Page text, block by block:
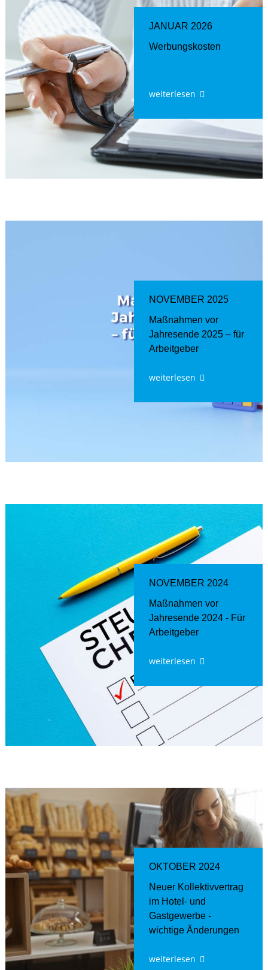
JANUAR 2026
Werbungskosten
weiterlesen
NOVEMBER 2025
Maßnahmen vor
Jahresende 2025 – für
Arbeitgeber
weiterlesen
NOVEMBER 2024
Maßnahmen vor
Jahresende 2024 - Für
Arbeitgeber
weiterlesen
OKTOBER 2024
Neuer Kollektivvertrag
im Hotel- und
Gastgewerbe -
wichtige Änderungen
weiterlesen